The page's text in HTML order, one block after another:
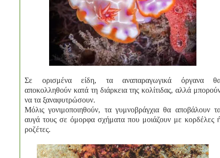
Σε ορισμένα είδη, τα αναπαραγωγικά όργανα
αποκολληθούν κατά τη διάρκεια της κολίτιδας, αλλά
να τα ξαναφυτρώσουν.
Μόλις γονιμοποιηθούν, τα γυμνοβράγχια θα αποβάλουν
αυγά τους σε όμορφα σχήματα που μοιάζουν με κορδέλες
ροζέτες.